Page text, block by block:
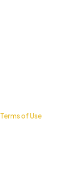
Terms of Use